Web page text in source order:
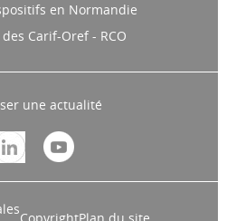
en Normandie
Carif-Oref - RCO
une actualité